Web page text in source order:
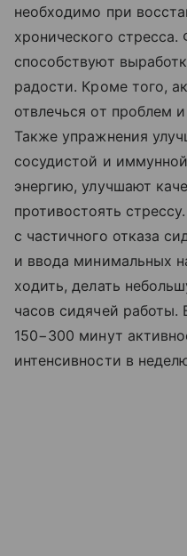
необходимо при
хронического
способствуют
радости. Кроме того,
отвлечься от проблем
Также упражнения
сосудистой и
энергию, улучшают
противостоять
с частичного отказа
и ввода минимальных
ходить, делать
часов сидячей работы.
150−300 минут
интенсивности в